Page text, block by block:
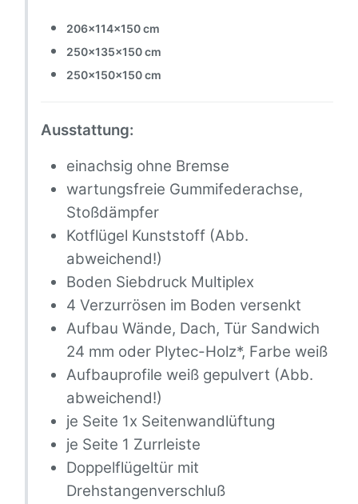
206x114x150 cm
250x135x150 cm
250x150x150 cm
Ausstattung:
einachsig ohne Bremse
wartungsfreie Gummifederachse,
Stoßdämpfer
Kotflügel Kunststoff (Abb.
abweichend!)
Boden Siebdruck Multiplex
4 Verzurrösen im Boden versenkt
Aufbau Wände, Dach, Tür Sandwich
24 mm oder Plytec-Holz*, Farbe weiß
Aufbauprofile weiß gepulvert (Abb.
abweichend!)
je Seite 1x Seitenwandlüftung
je Seite 1 Zurrleiste
Doppelflügeltür mit
Drehstangenverschluß